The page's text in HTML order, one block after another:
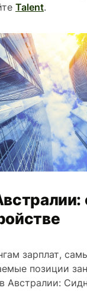
Talent.
зарплат,
позиции
Австралии: